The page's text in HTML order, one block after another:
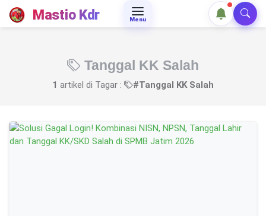
Mastio Kdr Menu
Tanggal KK Salah
1 artikel di Tagar : #Tanggal KK Salah